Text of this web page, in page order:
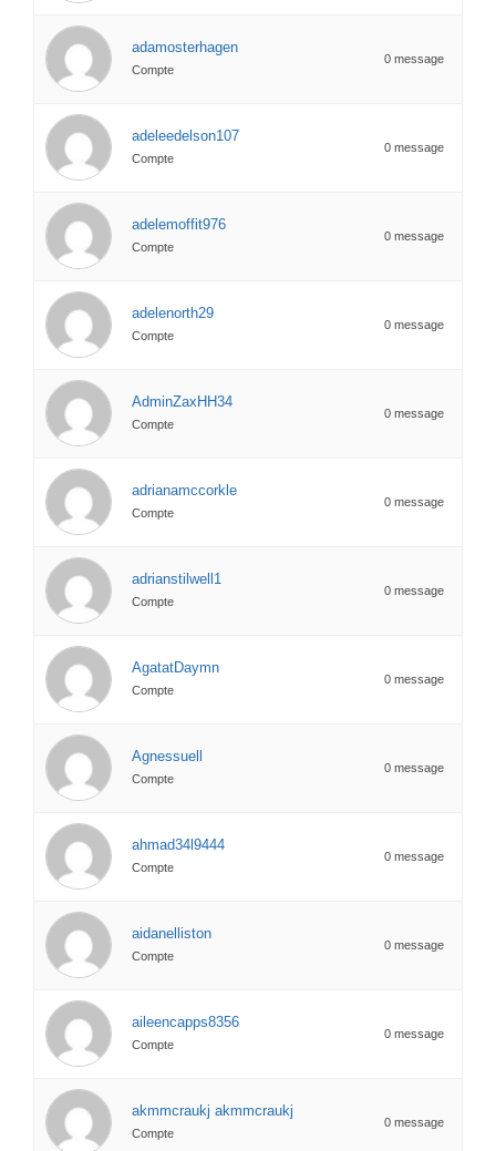
adamosterhagen
Compte
0 message
adeleedelson107
Compte
0 message
adelemoffit976
Compte
0 message
adelenorth29
Compte
0 message
AdminZaxHH34
Compte
0 message
adrianamccorkle
Compte
0 message
adrianstilwell1
Compte
0 message
AgatatDaymn
Compte
0 message
Agnessuell
Compte
0 message
ahmad34l9444
Compte
0 message
aidanelliston
Compte
0 message
aileencapps8356
Compte
0 message
akmmcraukj akmmcraukj
Compte
0 message